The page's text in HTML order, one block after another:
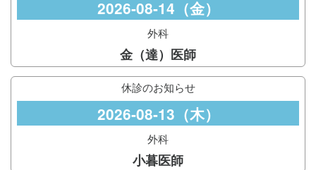
2026-08-14（金）
外科
金（達）医師
休診のお知らせ
2026-08-13（木）
外科
小暮医師